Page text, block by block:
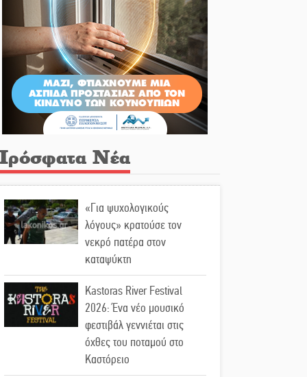
Νέα
«Για ψυχολογικούς
λόγους» κρατούσε τον
νεκρό πατέρα στον
καταψύκτη
Kastoras River Festival
2026: Ένα νέο μουσικό
φεστιβάλ γεννιέται στις
όχθες του ποταμού στο
Καστόρειο